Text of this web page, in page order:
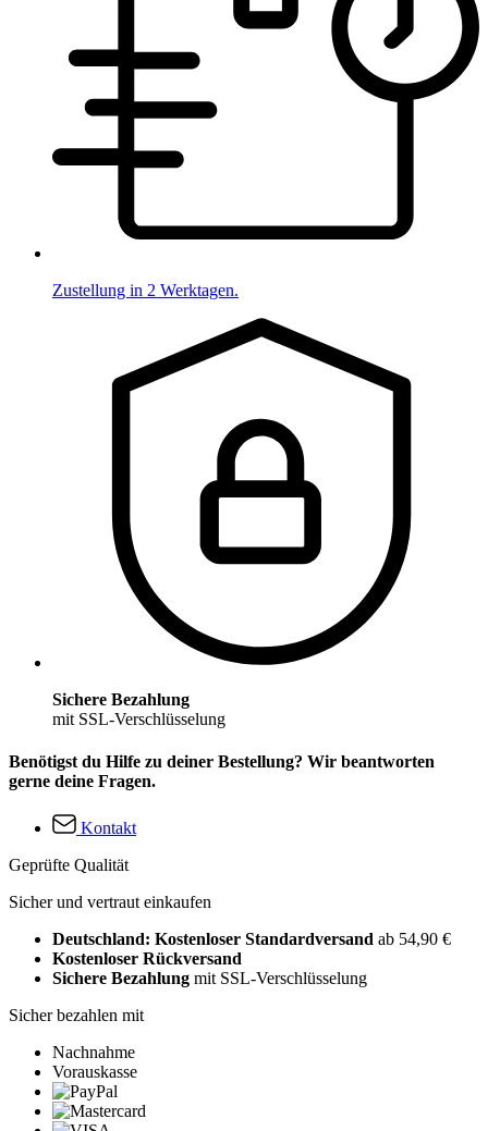
Zustellung in 2 Werktagen.
Sichere Bezahlung
mit SSL-Verschlüsselung
Benötigst du Hilfe zu deiner Bestellung? Wir beantworten
gerne deine Fragen.
Kontakt
Geprüfte Qualität
Sicher und vertraut einkaufen
Deutschland: Kostenloser Standardversand ab 54,90 €
Kostenloser Rückversand
Sichere Bezahlung mit SSL-Verschlüsselung
Sicher bezahlen mit
Nachnahme
Vorauskasse